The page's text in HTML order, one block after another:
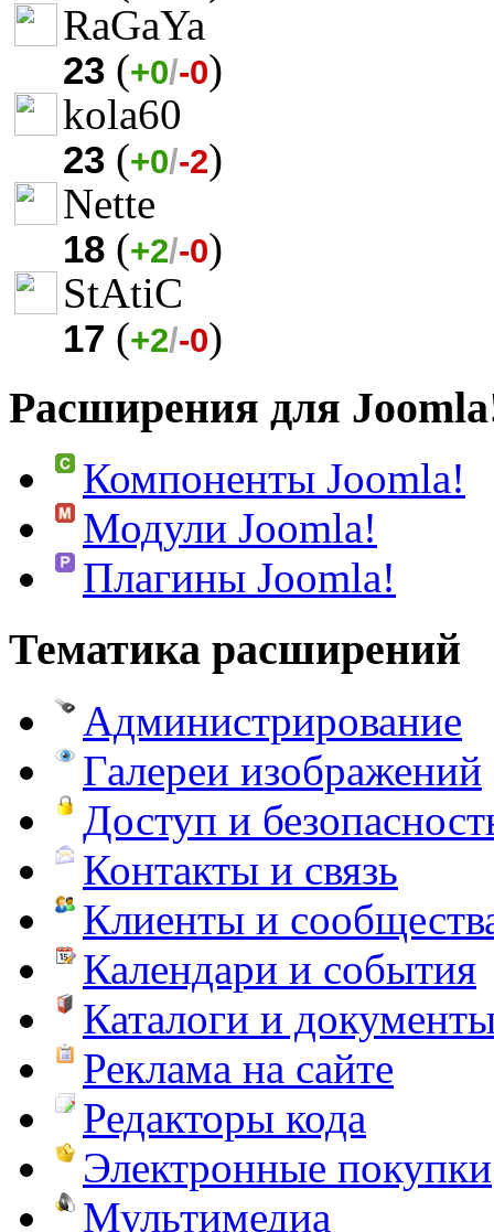
RaGaYa
23 (+0/-0)
kola60
23 (+0/-2)
Nette
18 (+2/-0)
StAtiC
17 (+2/-0)
Расширения для
Компоненты Joomla!
Модули Joomla!
Плагины Joomla!
Тематика расширений
Администрирование
Галереи изображений
Доступ и
Контакты и связь
Клиенты и
Календари и события
Каталоги и
Реклама на сайте
Редакторы кода
Электронные покупки
Мультимедиа